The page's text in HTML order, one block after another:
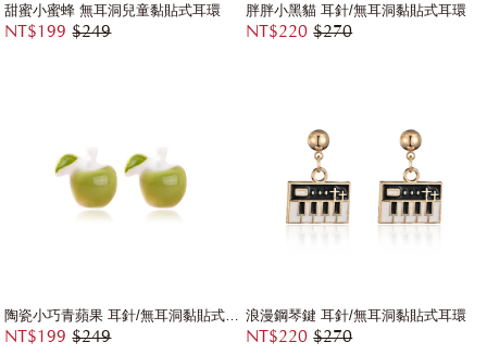
甜蜜小蜜蜂 無耳洞兒童黏貼式耳環
NT$199 $249
胖胖小黑貓 耳針/無耳洞黏貼式耳環
NT$220 $270
陶瓷小巧青蘋果 耳針/無耳洞黏貼式耳環
NT$199 $249
浪漫鋼琴鍵 耳針/無耳洞黏貼式耳環
NT$220 $270